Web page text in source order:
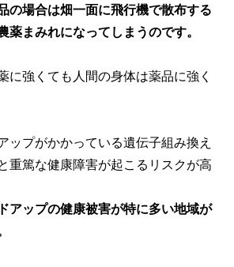
の場合は畑一面に飛行機で散布する
薬まみれになってしまうのです。
に強くても人間の身体は薬品に強く
ップがかかっている遺伝子組み換え
重篤な健康障害が起こるリスクが高
アップの健康被害が特に多い地域が